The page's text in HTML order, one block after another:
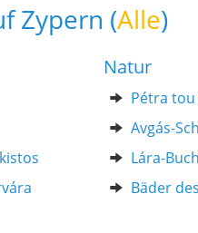
Zypern (Alle)
Natur
Pétra
Avgás-
Lára-
Bäder